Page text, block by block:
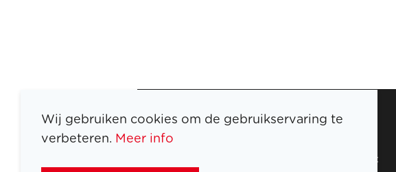
BOIC
Wij gebruiken cookies om de gebruikservaring te
verbeteren. Meer info